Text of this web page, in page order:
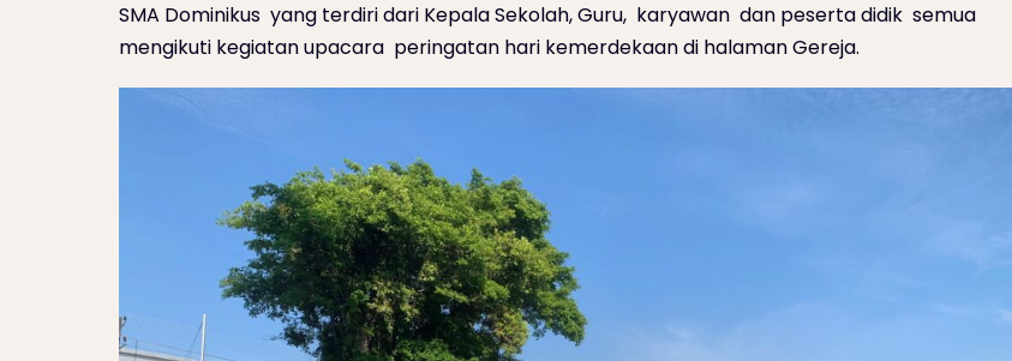
SMA Dominikus yang terdiri dari Kepala Sekolah, Guru, karyawan dan peserta didik semua
mengikuti kegiatan upacara peringatan hari kemerdekaan di halaman Gereja.